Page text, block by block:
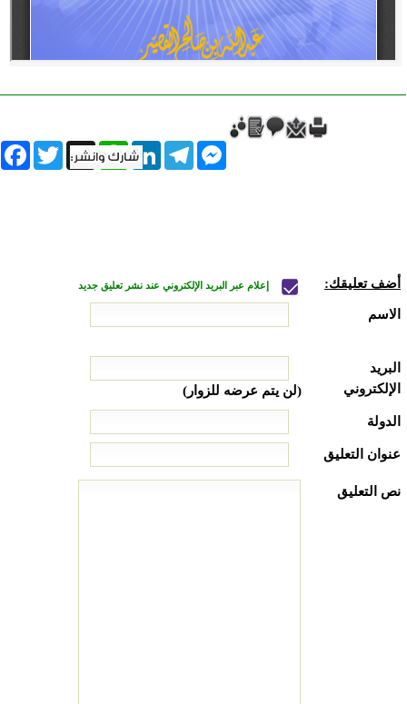
Twitter X
WhatsAppLinkedInTelegram
Messenger
أضف تعليقك: إعلام عبر البريد الإلكتروني عند نشر تعليق جديد
الاسم
البريد
الإلكتروني
(لن يتم عرضه للزوار)
الدولة
عنوان التعليق
نص التعليق